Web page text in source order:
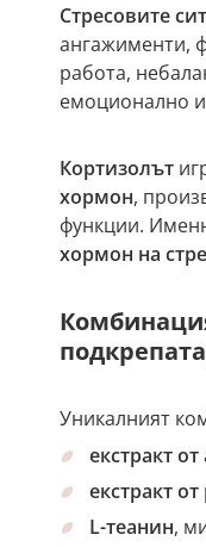
Стресовите
ангажименти,
работа,
емоционално
Кортизолът
хормон,
функции.
хормон на
Уникалният
екстракт
екстракт
L-теанин,